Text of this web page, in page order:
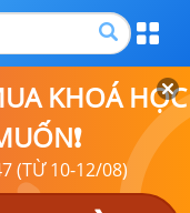
KHOÁ HỌC
(TỪ 10-12/08)